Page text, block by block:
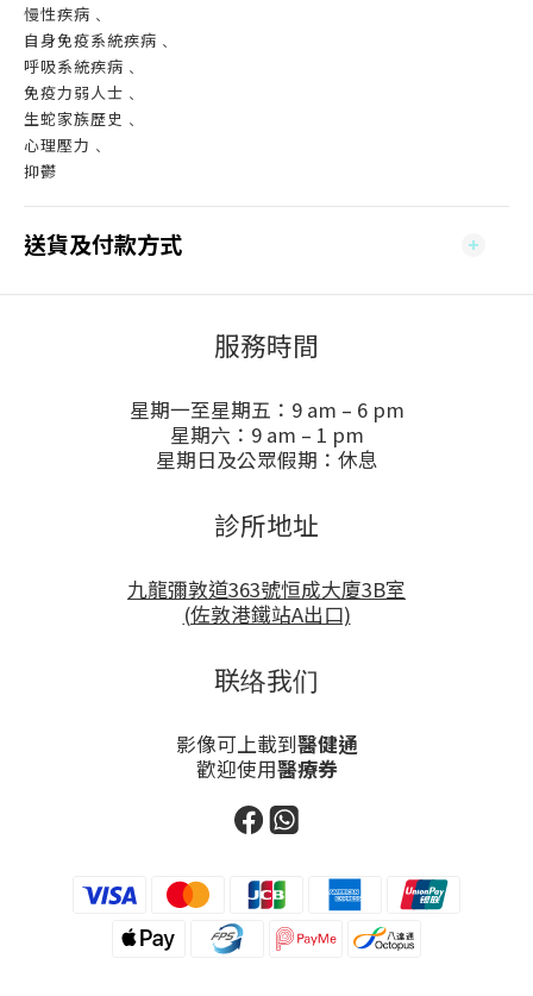
慢性疾病﹑
自身免疫系統疾病﹑
呼吸系統疾病﹑
免疫力弱人士﹑
生蛇家族歷史﹑
心理壓力﹑
抑鬱
送貨及付款方式
服務時間
星期一至星期五：9 am – 6 pm
星期六：9 am – 1 pm
星期日及公眾假期：休息
診所地址
九龍彌敦道363號恒成大廈3B室
(佐敦港鐵站A出口)
联络我们
影像可上載到醫健通
歡迎使用醫療券